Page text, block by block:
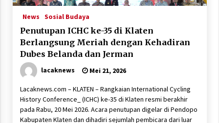
News Sosial Budaya
Penutupan ICHC ke-35 di Klaten
Berlangsung Meriah dengan Kehadiran
Dubes Belanda dan Jerman
lacaknews Mei 21, 2026
Lacaknews.com – KLATEN – Rangkaian International Cycling
History Conference_ (ICHC) ke-35 di Klaten resmi berakhir
pada Rabu, 20 Mei 2026. Acara penutupan digelar di Pendopo
Kabupaten Klaten dan dihadiri sejumlah pembicara dari luar